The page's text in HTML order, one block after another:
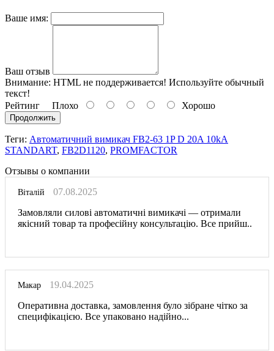
Ваше имя:
Ваш отзыв
Внимание: HTML не поддерживается! Используйте обычный
текст!
Рейтинг Плохо Хорошо
Продолжить
Теги: Автоматичний вимикач FB2-63 1P D 20A 10kA
STANDART, FB2D1120, PROMFACTOR
Отзывы о компании
Віталій
07.08.2025
Замовляли силові автоматичні вимикачі — отримали
якісний товар та професійну консультацію. Все прийш..
Макар
19.04.2025
Оперативна доставка, замовлення було зібране чітко за
специфікацією. Все упаковано надійно...